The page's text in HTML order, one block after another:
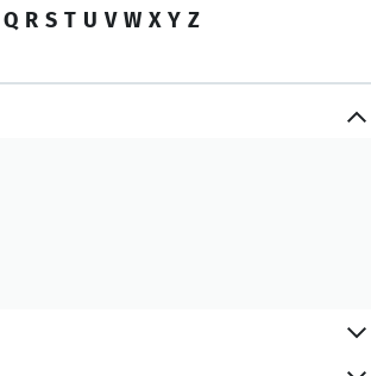
Q R S T U V W X Y Z